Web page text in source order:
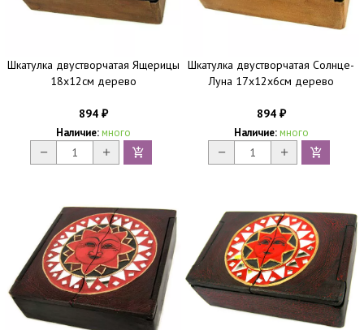
Шкатулка двустворчатая Ящерицы
18х12см дерево
894 ₽
Наличие: много
Шкатулка двустворчатая Солнце-
Луна 17х12х6см дерево
894 ₽
Наличие: много